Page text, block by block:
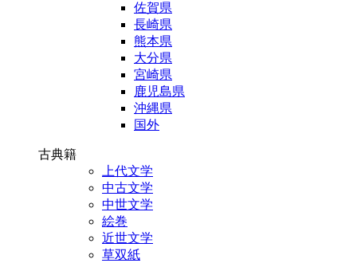
佐賀県
長崎県
熊本県
大分県
宮崎県
鹿児島県
沖縄県
国外
古典籍
上代文学
中古文学
中世文学
絵巻
近世文学
草双紙